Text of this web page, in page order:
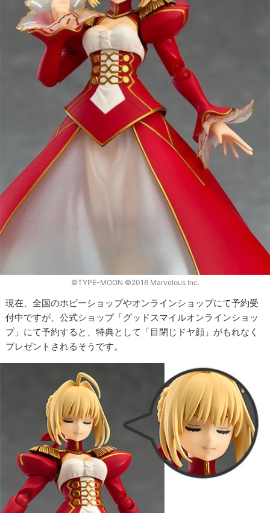
©TYPE-MOON ©2016 Marvelous Inc.
現在、全国のホビーショップやオンラインショップにて予約受
付中ですが、公式ショップ「グッドスマイルオンラインショッ
プ」にて予約すると、特典として「目閉じドヤ顔」がもれなく
プレゼントされるそうです。